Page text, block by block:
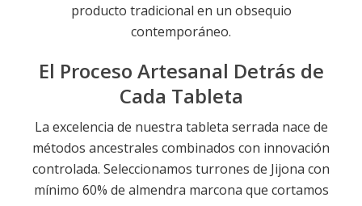
producto tradicional en un obsequio
contemporáneo.
El Proceso Artesanal Detrás de
Cada Tableta
La excelencia de nuestra tableta serrada nace de
métodos ancestrales combinados con innovación
controlada. Seleccionamos turrones de Jijona con
mínimo 60% de almendra marcona que cortamos